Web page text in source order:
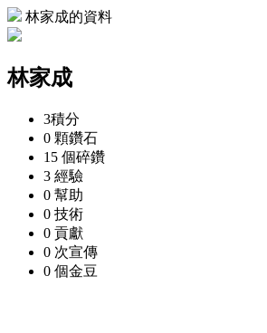
林家成的資料
林家成
3積分
0 顆鑽石
15 個碎鑽
3 經驗
0 幫助
0 技術
0 貢獻
0 次宣傳
0 個金豆